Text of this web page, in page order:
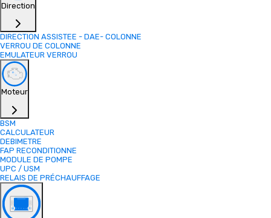
Direction
DIRECTION ASSISTEE - DAE- COLONNE
VERROU DE COLONNE
EMULATEUR VERROU
Moteur
BSM
CALCULATEUR
DEBIMETRE
FAP RECONDITIONNE
MODULE DE POMPE
UPC / USM
RELAIS DE PRÉCHAUFFAGE